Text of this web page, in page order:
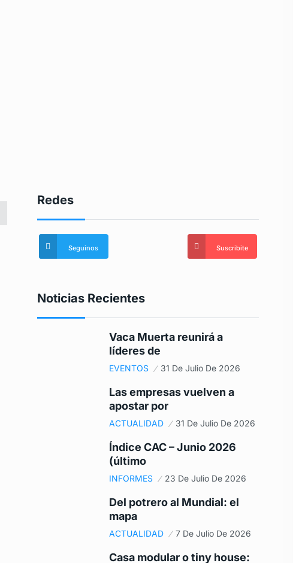
Redes
Seguinos Suscribite
Noticias Recientes
Vaca Muerta reunirá a
líderes de
EVENTOS 31 De Julio De 2026
Las empresas vuelven a
apostar por
ACTUALIDAD 31 De Julio De 2026
Índice CAC – Junio 2026
(último
INFORMES 23 De Julio De 2026
Del potrero al Mundial: el
mapa
ACTUALIDAD 7 De Julio De 2026
Casa modular o tiny house: